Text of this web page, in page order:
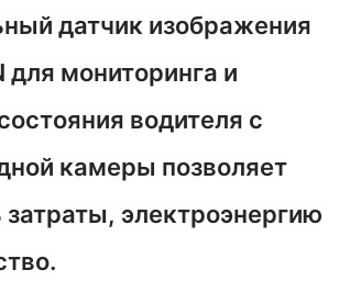
датчик изображения
для мониторинга и
водителя с
камеры позволяет
затраты, электроэнергию